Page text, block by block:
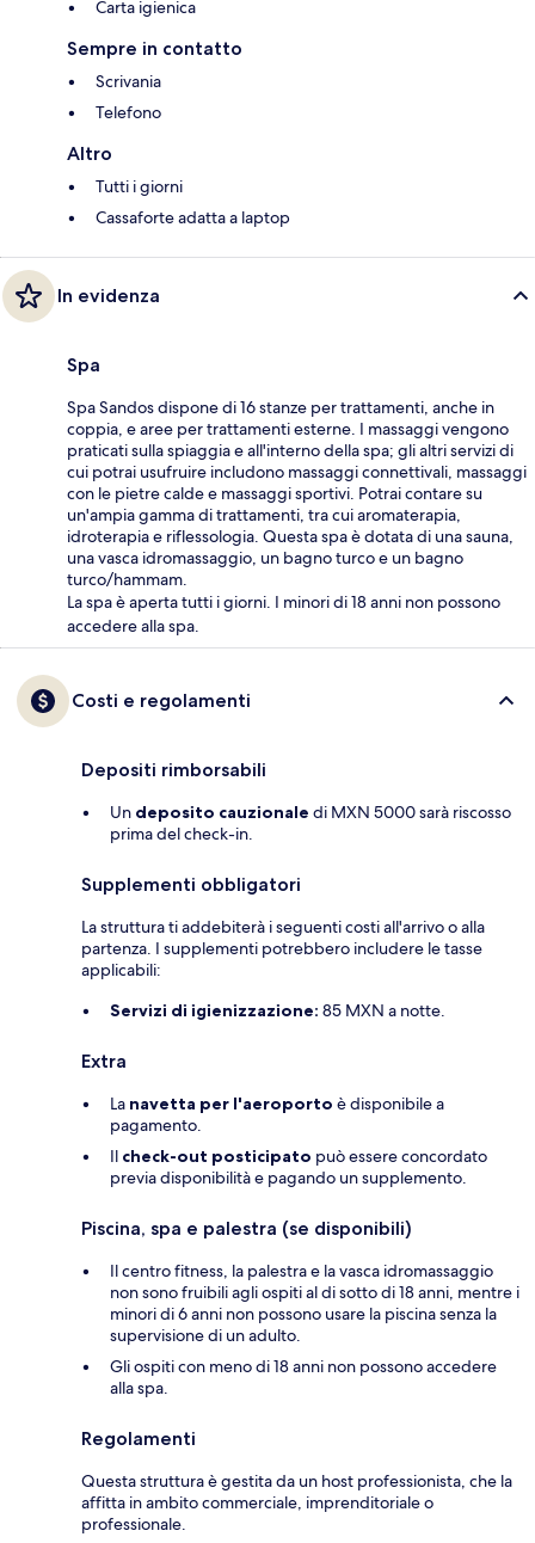
Carta igienica
Sempre in contatto
Scrivania
Telefono
Altro
Tutti i giorni
Cassaforte adatta a laptop
In evidenza
Spa
Spa Sandos dispone di 16 stanze per trattamenti, anche in
coppia, e aree per trattamenti esterne. I massaggi vengono
praticati sulla spiaggia e all'interno della spa; gli altri servizi di
cui potrai usufruire includono massaggi connettivali, massaggi
con le pietre calde e massaggi sportivi. Potrai contare su
un'ampia gamma di trattamenti, tra cui aromaterapia,
idroterapia e riflessologia. Questa spa è dotata di una sauna,
una vasca idromassaggio, un bagno turco e un bagno
turco/hammam.
La spa è aperta tutti i giorni. I minori di 18 anni non possono
accedere alla spa.
Costi e regolamenti
Depositi rimborsabili
Un deposito cauzionale di MXN 5000 sarà riscosso
prima del check-in.
Supplementi obbligatori
La struttura ti addebiterà i seguenti costi all'arrivo o alla
partenza. I supplementi potrebbero includere le tasse
applicabili:
Servizi di igienizzazione: 85 MXN a notte.
Extra
La navetta per l'aeroporto è disponibile a
pagamento.
Il check-out posticipato può essere concordato
previa disponibilità e pagando un supplemento.
Piscina, spa e palestra (se disponibili)
Il centro fitness, la palestra e la vasca idromassaggio
non sono fruibili agli ospiti al di sotto di 18 anni, mentre i
minori di 6 anni non possono usare la piscina senza la
supervisione di un adulto.
Gli ospiti con meno di 18 anni non possono accedere
alla spa.
Regolamenti
Questa struttura è gestita da un host professionista, che la
affitta in ambito commerciale, imprenditoriale o
professionale.